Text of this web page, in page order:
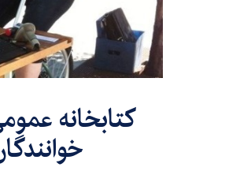
کتابخانه